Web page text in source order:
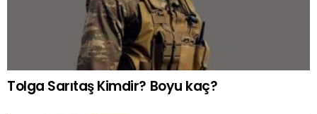
Tolga Sarıtaş Kimdir? Boyu kaç?